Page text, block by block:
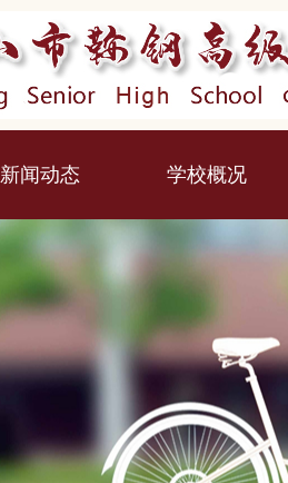
新闻动态 学校概况